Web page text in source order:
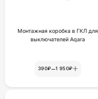
Монтажная коробка в ГКЛ для
выключателей Aqara
390₽–1 950₽